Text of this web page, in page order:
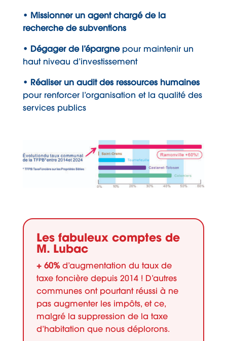
• Missionner un agent chargé de la
recherche de subventions
• Dégager de l’épargnepour maintenir un
haut niveau d’investissement
• Réaliser un audit des ressources humaines
pour renforcer l’organisation et la qualité des
services publics
Les fabuleux comptes de
M. Lubac
+ 60%d’augmentation du taux de
taxe foncière depuis 2014 ! D’autres
communes ont pourtant réussi à ne
pas augmenter les impôts, et ce,
malgré la suppression de la taxe
d’habitation que nous déplorons.